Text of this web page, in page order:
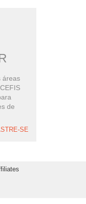
áreas
de
SE